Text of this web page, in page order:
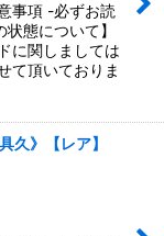
事項 -必ずお読
態について】
に関しましては
て頂いておりま
久》【レア】